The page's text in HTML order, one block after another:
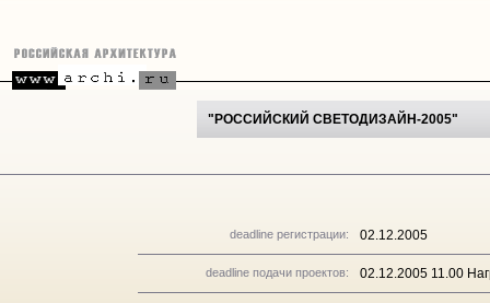
"РОССИЙСКИЙ СВЕТОДИЗАЙН-2005"
deadline регистрации: 02.12.2005
deadline подачи проектов: 02.12.2005 11.00